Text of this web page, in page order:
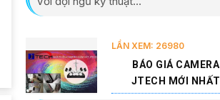
LẦN XEM: 26980
BÁO GIÁ CAMERA
JTECH MỚI NHẤT